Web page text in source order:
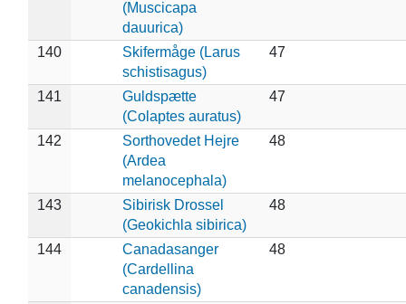
(Muscicapa
dauurica)
140
Skifermåge (Larus
schistisagus)
47
141
Guldspætte
(Colaptes auratus)
47
142
Sorthovedet Hejre
(Ardea
melanocephala)
48
143
Sibirisk Drossel
(Geokichla sibirica)
48
144
Canadasanger
(Cardellina
canadensis)
48